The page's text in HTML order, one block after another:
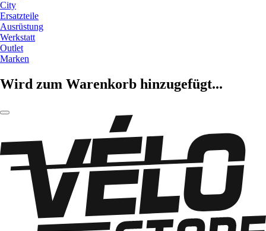
City
Ersatzteile
Ausrüstung
Werkstatt
Outlet
Marken
Wird zum Warenkorb hinzugefügt...